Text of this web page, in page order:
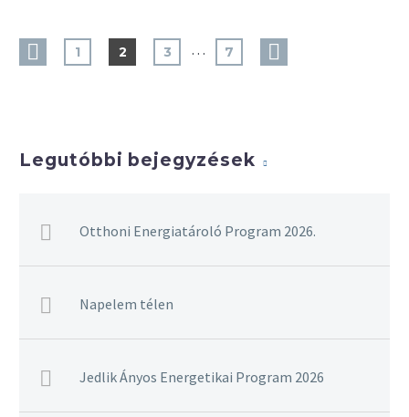
1 2 3 … 7
Legutóbbi bejegyzések
Otthoni Energiatároló Program 2026.
Napelem télen
Jedlik Ányos Energetikai Program 2026